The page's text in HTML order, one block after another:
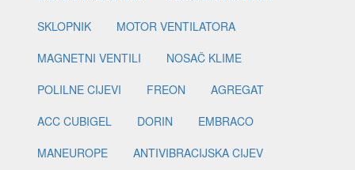
SKLOPNIK
MOTOR VENTILATORA
MAGNETNI VENTILI
NOSAČ KLIME
POLILNE CIJEVI
FREON
AGREGAT
ACC CUBIGEL
DORIN
EMBRACO
MANEUROPE
ANTIVIBRACIJSKA CIJEV